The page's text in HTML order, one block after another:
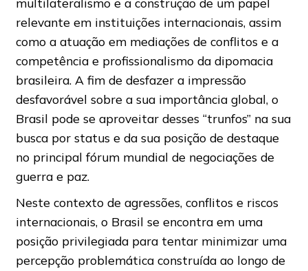
multilateralismo e a construção de um papel
relevante em instituições internacionais, assim
como a atuação em mediações de conflitos e a
competência e profissionalismo da dipomacia
brasileira. A fim de desfazer a impressão
desfavorável sobre a sua importância global, o
Brasil pode se aproveitar desses “trunfos” na sua
busca por status e da sua posição de destaque
no principal fórum mundial de negociações de
guerra e paz.
Neste contexto de agressões, conflitos e riscos
internacionais, o Brasil se encontra em uma
posição privilegiada para tentar minimizar uma
percepção problemática construída ao longo de